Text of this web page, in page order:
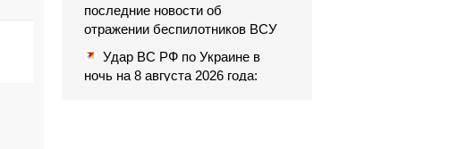
последние новости об
отражении беспилотников ВСУ
Удар ВС РФ по Украине в
ночь на 8 августа 2026 года: